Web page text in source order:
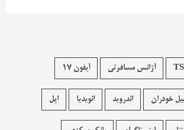
آژانس مسافرتی آیفون 17
خودران اندروید انویدیا اپل